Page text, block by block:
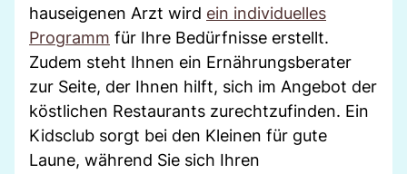
hauseigenen Arzt wird ein individuelles
Programm für Ihre Bedürfnisse erstellt.
Zudem steht Ihnen ein Ernährungsberater
zur Seite, der Ihnen hilft, sich im Angebot der
köstlichen Restaurants zurechtzufinden. Ein
Kidsclub sorgt bei den Kleinen für gute
Laune, während Sie sich Ihren